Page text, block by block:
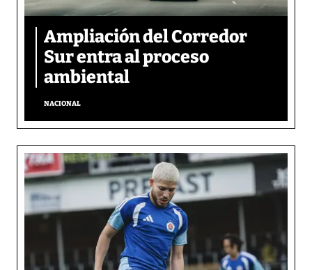
Ampliación del Corredor
Sur entra al proceso
ambiental
NACIONAL